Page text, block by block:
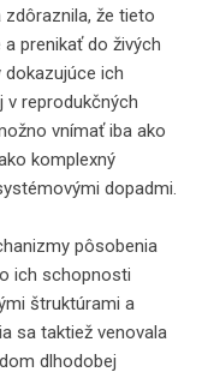
že tieto
prenikať do živých
ich
reprodukčných
vnímať iba ako
komplexný
dopadmi.
pôsobenia
ich schopnosti
štruktúrami a
sa taktiež venovala
dlhodobej